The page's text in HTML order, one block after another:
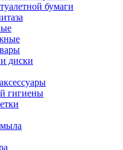
бумаги
диски
гигиены